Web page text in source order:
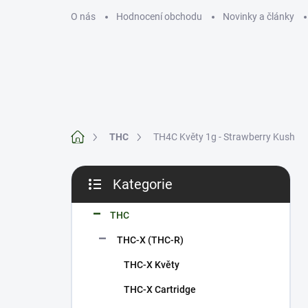
O nás Hodnocení obchodu Novinky a články
Domů THC TH4C Květy 1g - Strawberry Kush
P
s
kategorie
Kategorie
THC
THC-X (THC-R)
THC-X Květy
THC-X Cartridge